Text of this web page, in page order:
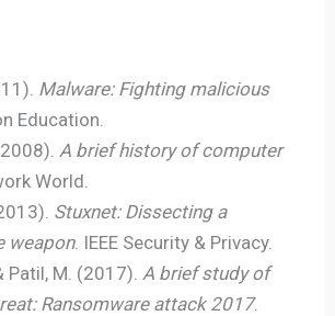
Malware: Fighting malicious
Education.
A brief history of computer
World.
Stuxnet: Dissecting a
weapon. IEEE Security & Privacy.
Patil, M. (2017). A brief study of
Ransomware attack 2017.